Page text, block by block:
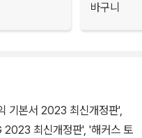
바구니
기본서 2023 최신개정판',
최신개정판', '해커스 토